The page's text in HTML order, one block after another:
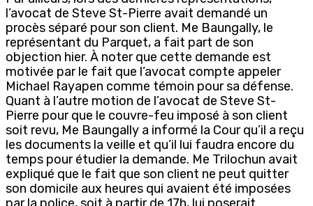
l’avocat de Steve St-Pierre avait demandé un
procès séparé pour son client. Me Baungally, le
représentant du Parquet, a fait part de son
objection hier. À noter que cette demande est
motivée par le fait que l’avocat compte appeler
Michael Rayapen comme témoin pour sa défense.
Quant à l’autre motion de l’avocat de Steve St-
Pierre pour que le couvre-feu imposé à son client
soit revu, Me Baungally a informé la Cour qu’il a reçu
les documents la veille et qu’il lui faudra encore du
temps pour étudier la demande. Me Trilochun avait
expliqué que le fait que son client ne peut quitter
son domicile aux heures qui avaient été imposées